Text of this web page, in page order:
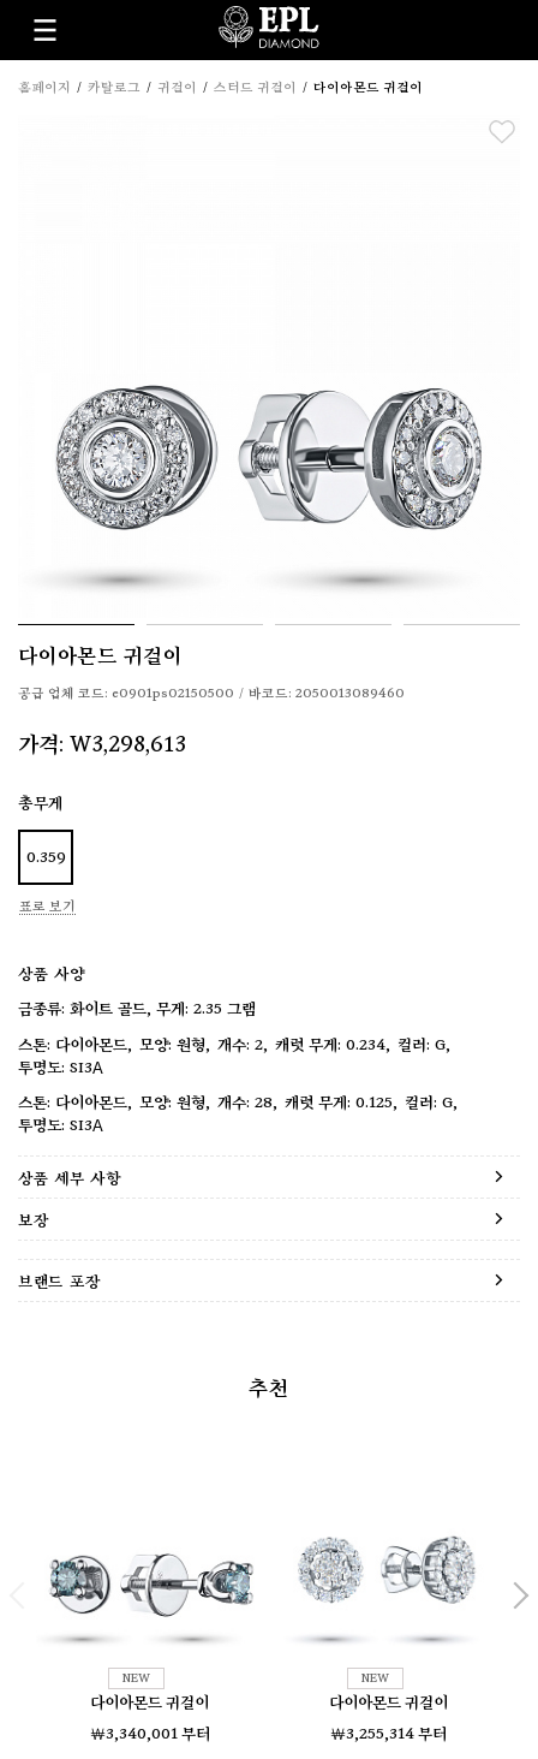
홈페이지 카탈로그 귀걸이 스터드 귀걸이 다이아몬드 귀걸이
다이아몬드 귀걸이
공급 업체 코드: e0901ps02150500 / 바코드: 2050013089460
가격: W3,298,613
총무게
0.359
표로 보기
상품 사양
금종류: 화이트 골드, 무게: 2.35 그램
다이아몬드
원형 2 0.234
G
SI3А
다이아몬드
원형 28 0.125
G
SI3А
상품 세부 사항
보장
브랜드 포장
추천
다이아몬드 귀걸이
￦3,340,001 부터
다이아몬드 귀걸이
￦3,255,314 부터